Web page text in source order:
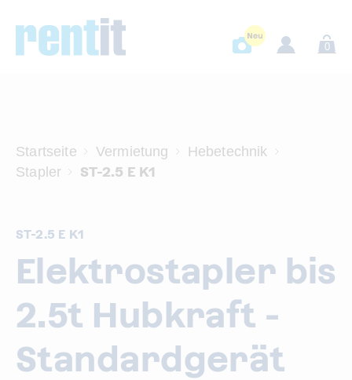
0
Startseite Vermietung
Hebetechnik
Stapler
ST-2.5 E K1
ST-2.5 E K1
Elektrostapler bis
2.5t Hubkraft -
Standardgerät